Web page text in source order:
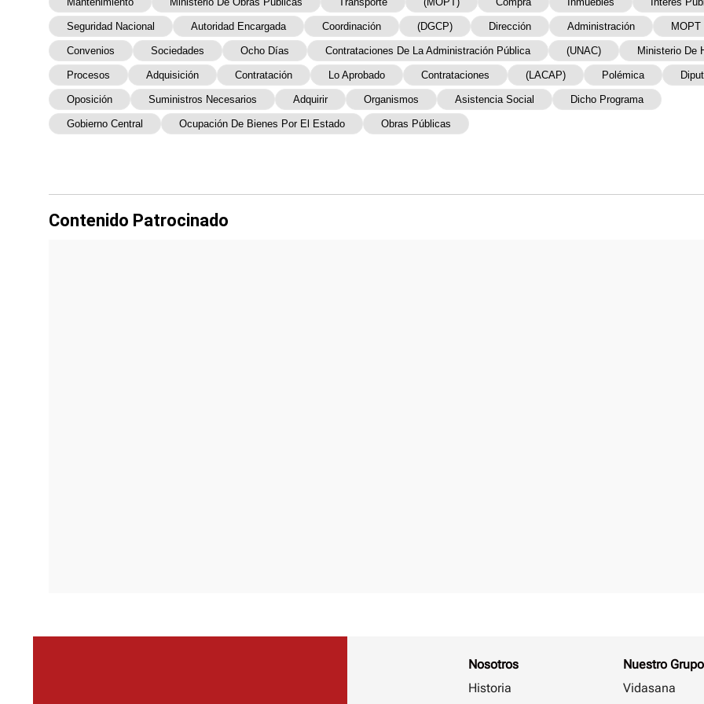
Seguridad Nacional Autoridad Encargada Coordinación (DGCP) Dirección Administración MOPT
Convenios Sociedades Ocho Días Contrataciones De La Administración Pública (UNAC) Ministerio De
Procesos Adquisición Contratación Lo Aprobado Contrataciones (LACAP) Polémica
Oposición Suministros Necesarios Adquirir Organismos Asistencia Social Dicho Programa
Gobierno Central Ocupación De Bienes Por El Estado Obras Públicas
Contenido Patrocinado
Nosotros
Historia
Nuestro Grupo
Vidasana